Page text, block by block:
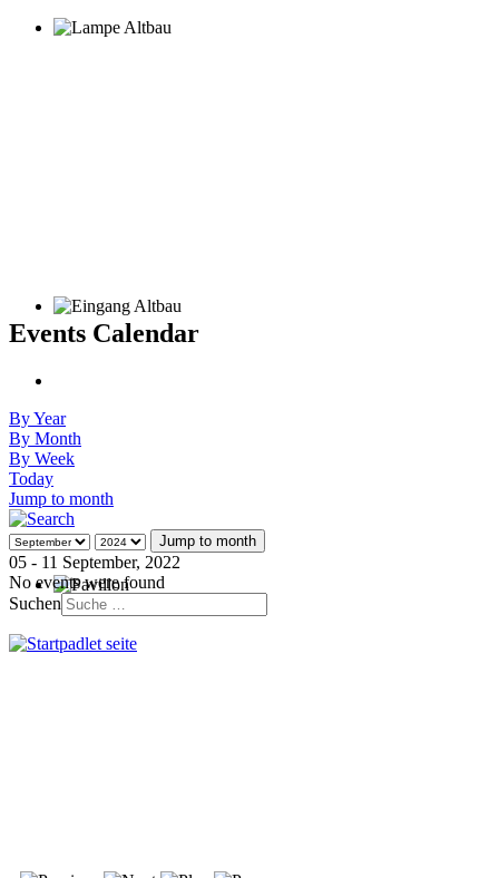
Events Calendar
By Year
By Month
By Week
Today
Jump to month
Jump to month
05 - 11 September, 2022
No events were found
Suchen